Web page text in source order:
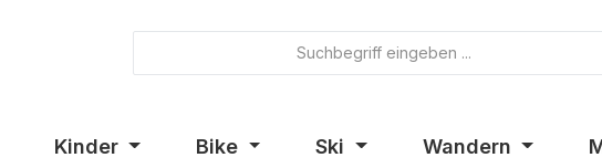
Kinder Bike Ski Wandern